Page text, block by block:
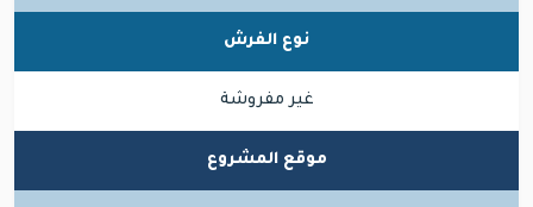
نوع الفرش
غير مفروشة
موقع المشروع